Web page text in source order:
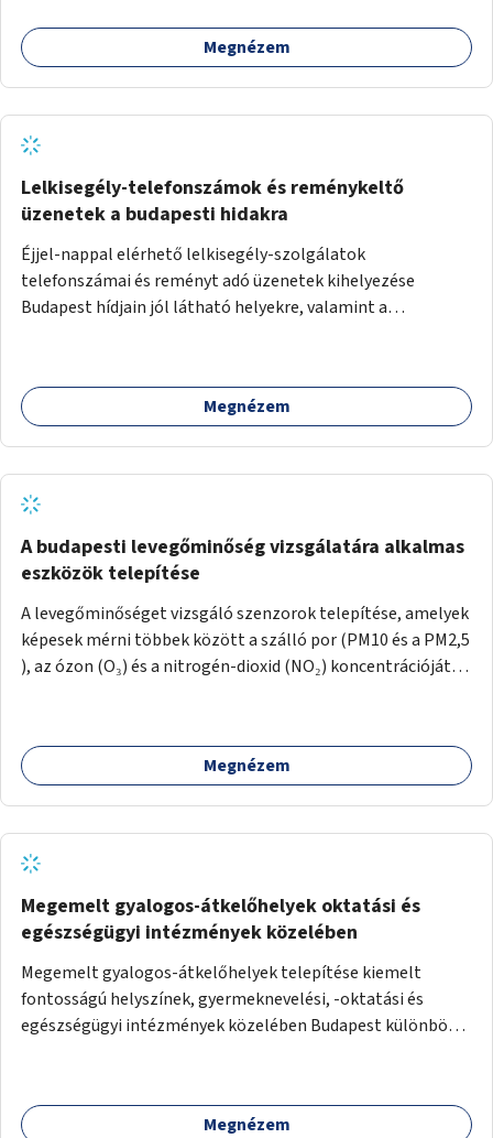
Megnézem
Lelkisegély-telefonszámok és reménykeltő
üzenetek a budapesti hidakra
Éjjel-nappal elérhető lelkisegély-szolgálatok
telefonszámai és reményt adó üzenetek kihelyezése
Budapest hídjain jól látható helyekre, valamint a
fogadására.
Megnézem
A budapesti levegőminőség vizsgálatára alkalmas
eszközök telepítése
A levegőminőséget vizsgáló szenzorok telepítése, amelyek
képesek mérni többek között a szálló por (PM10 és a PM2,5
), az ózon (O₃) és a nitrogén-dioxid (NO₂) koncentrációját,
páratartalmat. A gyűjtött adatok egy online platformon
(webes felület és mobilalkalmazás) lennének elérhetők,
Megnézem
Megemelt gyalogos-átkelőhelyek oktatási és
egészségügyi intézmények közelében
Megemelt gyalogos-átkelőhelyek telepítése kiemelt
fontosságú helyszínek, gyermeknevelési, -oktatási és
egészségügyi intézmények közelében Budapest különböző
Megnézem